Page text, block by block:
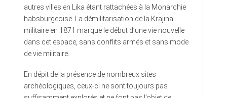
autres villes en Lika étant rattachées à la Monarchie
habsburgeoise. La démilitarisation de la Krajina
militaire en 1871 marque le début d’une vie nouvelle
dans cet espace, sans conflits armés et sans mode
de vie militaire.
En dépit de la présence de nombreux sites
archéologiques, ceux-ci ne sont toujours pas